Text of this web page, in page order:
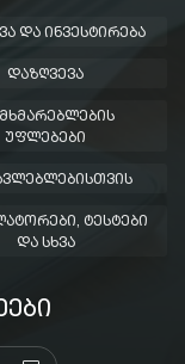
ᲓᲐ ᲘᲜᲕᲔᲡᲢᲘᲠᲔᲑᲐ
ᲓᲐᲖᲦᲕᲔᲕᲐ
ᲣᲤᲚᲔᲑᲔᲑᲘ
ᲢᲔᲡᲢᲔᲑᲘ
ᲓᲐ ᲡᲮᲕᲐ